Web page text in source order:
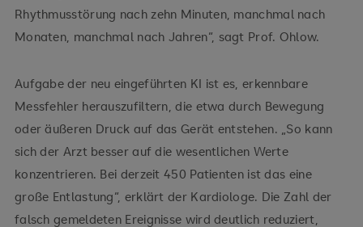
Rhythmusstörung nach zehn Minuten, manchmal nach
Monaten, manchmal nach Jahren“, sagt Prof. Ohlow.
Aufgabe der neu eingeführten KI ist es, erkennbare
Messfehler herauszufiltern, die etwa durch Bewegung
oder äußeren Druck auf das Gerät entstehen. „So kann
sich der Arzt besser auf die wesentlichen Werte
konzentrieren. Bei derzeit 450 Patienten ist das eine
große Entlastung“, erklärt der Kardiologe. Die Zahl der
falsch gemeldeten Ereignisse wird deutlich reduziert,